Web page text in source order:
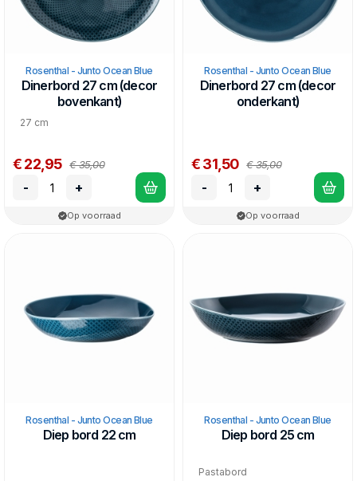
Rosenthal - Junto Ocean Blue
Dinerbord 27 cm (decor
bovenkant)
27 cm
€ 22,95 € 35,00
- +
Op voorraad
Rosenthal - Junto Ocean Blue
Dinerbord 27 cm (decor
onderkant)
€ 31,50 € 35,00
- +
Op voorraad
Rosenthal - Junto Ocean Blue
Diep bord 22 cm
Rosenthal - Junto Ocean Blue
Diep bord 25 cm
Pastabord